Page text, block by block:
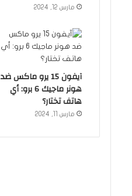
مارس 12, 2024
آيفون 15 يرو ماكس ضد
هونر ماجيك 6 برو: أي
هاتف تختار؟
مارس 11, 2024